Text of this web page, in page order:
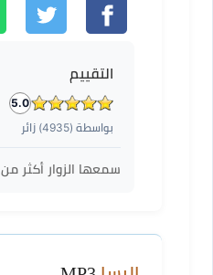
التقييم
5.0
بواسطة (4935) زائر
سمعها الزوار أكثر من